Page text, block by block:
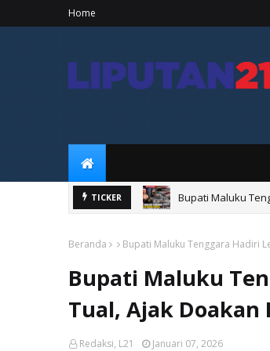
Home
TICKER Bupati Maluku
Beranda Bupati Maluku Tenggara Hadiri
Bupati Maluku
Tual, Ajak Doakan
Redaksi, L21 Januari 07, 2026